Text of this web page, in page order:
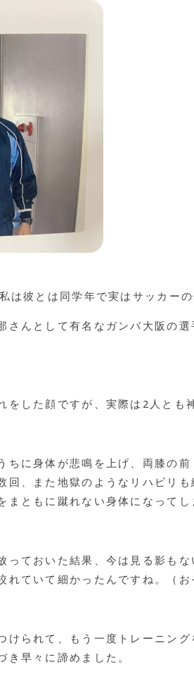
は彼とは同学年で実はサッカー
んとして有名なガンバ大阪の
した顔ですが、実際は2人とも
に身体が悲鳴を上げ、両膝の
回、また地獄のようなリハビリ
ともに蹴れない身体になってし
っておいた結果、今は見る影も
ていて細かったんですね。（お
けられて、もう一度トレーニン
早々に諦めました。